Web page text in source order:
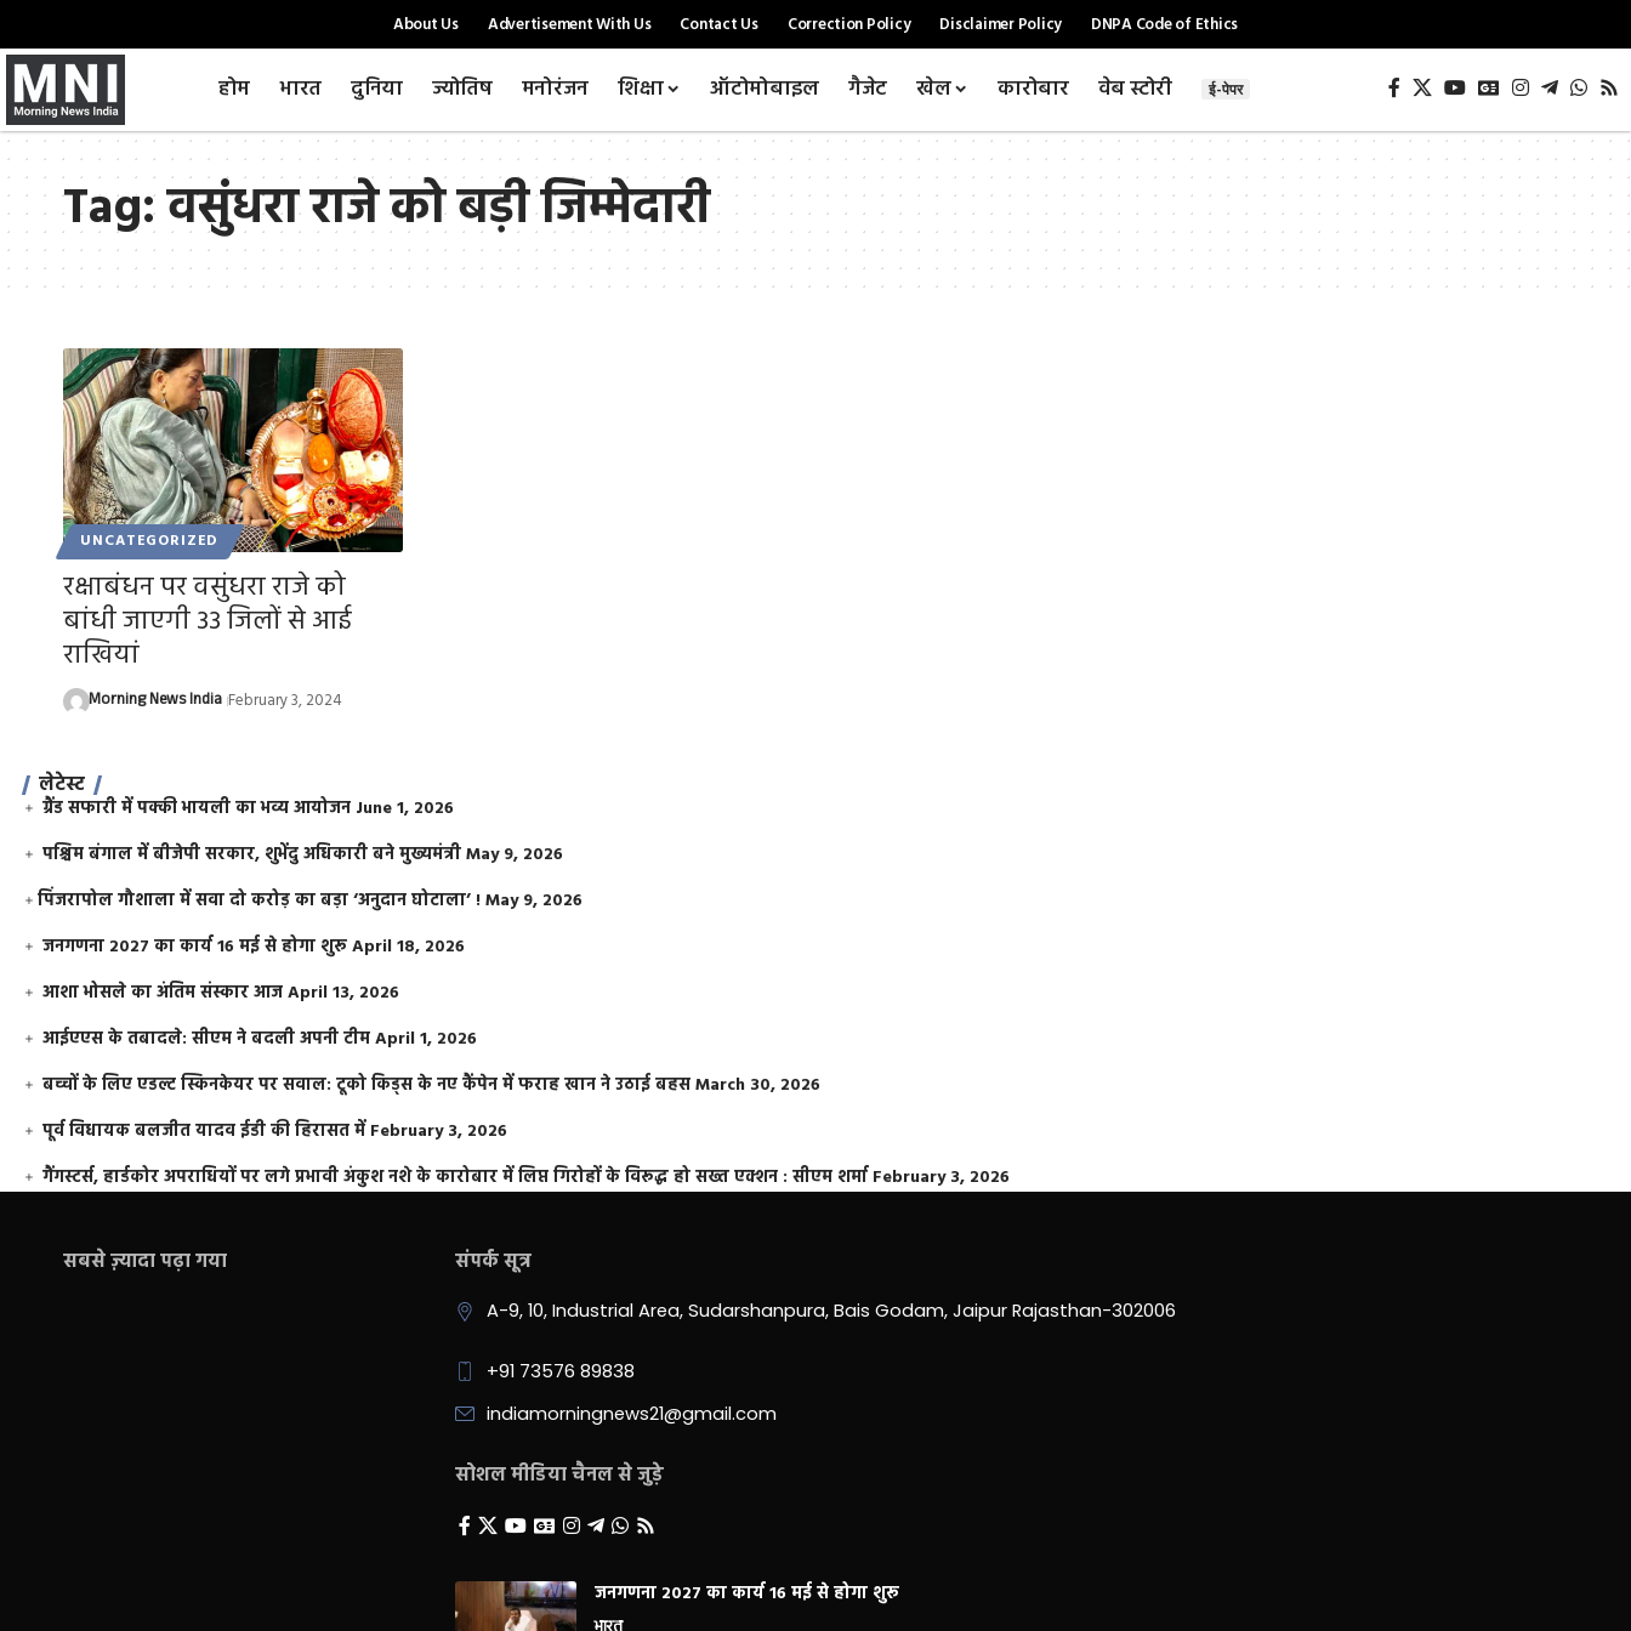
About Us Advertisement With Us Contact Us Correction Policy Disclaimer Policy DNPA Code of Ethics
होम भारत दुनिया ज्योतिष मनोरंजन शिक्षा ऑटोमोबाइल गैजेट खेल कारोबार वेब स्टोरी ई-पेपर
Tag:वसुंधरा राजे को बड़ी जिम्मेदारी
UNCATEGORIZED
रक्षाबंधन पर वसुंधरा राजे को
बांधी जाएगी 33 जिलों से आई
राखियां
Morning News India February 3, 2024
लेटेस्ट
ग्रैंड सफारी में पक्की भायली का भव्य आयोजन June 1, 2026
पश्चिम बंगाल में बीजेपी सरकार, शुभेंदु अधिकारी बने मुख्यमंत्रीMay 9, 2026
​पिंजरापोल गौशाला में सवा दो करोड़ का बड़ा ‘अनुदान घोटाला’ !May 9, 2026
जनगणना 2027 का कार्य 16 मई से होगा शुरूApril 18, 2026
आशा भोसले का अंतिम संस्कार आजApril 13, 2026
आईएएस के तबादले: सीएम ने बदली अपनी टीमApril 1, 2026
बच्चों के लिए एडल्ट स्किनकेयर पर सवाल: टूको किड्स के नए कैंपेन में फराह खान ने उठाई बहसMarch 30, 2026
पूर्व विधायक बलजीत यादव ईडी की हिरासत में February 3, 2026
गैंगस्टर्स, हार्डकोर अपराधियों पर लगे प्रभावी अंकुश नशे के कारोबार में लिप्त गिरोहों के विरूद्ध हो सख्त एक्शन : सीएम शर्मा February 3, 2026
सबसे ज़्यादा पढ़ा गया संपर्क सूत्र
A-9, 10, Industrial Area, Sudarshanpura, Bais Godam, Jaipur Rajasthan-302006
+91 73576 89838
indiamorningnews21@gmail.com
सोशल मीडिया चैनल से जुड़े
जनगणना 2027 का कार्य 16 मई से होगा शुरू